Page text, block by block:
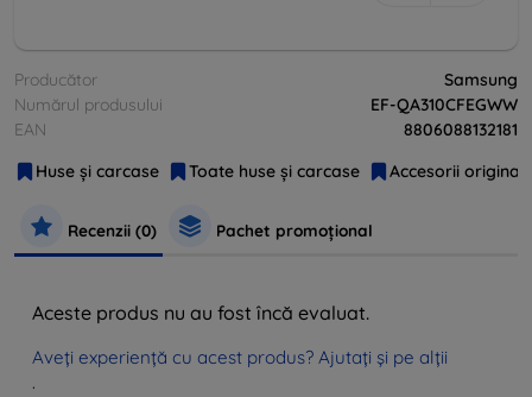
Producător
Samsung
Numărul produsului
EF-QA310CFEGWW
EAN
8806088132181
Huse și carcase
Toate huse și carcase Accesorii
Recenzii (0) Pachet promoțional
Aceste produs nu au fost încă evaluat.
Aveți experiență cu acest produs? Ajutați și pe alții
.